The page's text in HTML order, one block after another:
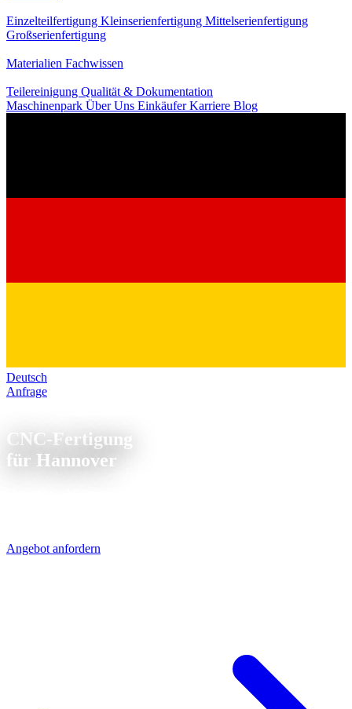
Einzelteilfertigung Kleinserienfertigung Mittelserienfertigung
Großserienfertigung
Materialien Fachwissen
Teilereinigung Qualität & Dokumentation
Maschinenpark Über Uns EinkäuferKarriere Blog
Deutsch
Anfrage
CNC-Fertigung
für Hannover
Angebot anfordern